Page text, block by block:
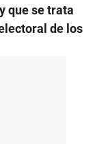
que se trata
de los